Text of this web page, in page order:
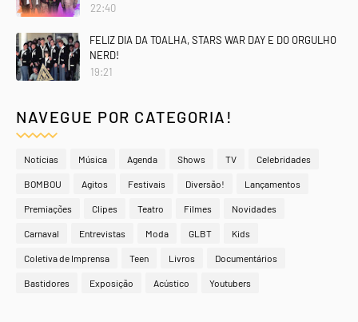
22:40
FELIZ DIA DA TOALHA, STARS WAR DAY E DO ORGULHO
NERD!
19:21
NAVEGUE POR CATEGORIA!
Notícias Música Agenda Shows TV Celebridades
BOMBOU Agitos Festivais Diversão! Lançamentos
Premiações Clipes Teatro Filmes Novidades
Carnaval Entrevistas Moda GLBT Kids
Coletiva de Imprensa Teen Livros Documentários
Bastidores Exposição Acústico Youtubers